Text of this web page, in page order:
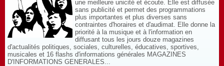
une meilleure unicité et écoute. Elle est diffusée
sans publicité et permet des programmations
plus importantes et plus diverses sans
contraintes d'horaires et d'audimat. Elle donne la
priorité à la musique et à l'information en
diffusant tous les jours douze magazines
d'actualités politiques, sociales, culturelles, éducatives, sportives,
musicales et 16 flashs d'informations générales MAGAZINES
D'INFORMATIONS GENERALES...